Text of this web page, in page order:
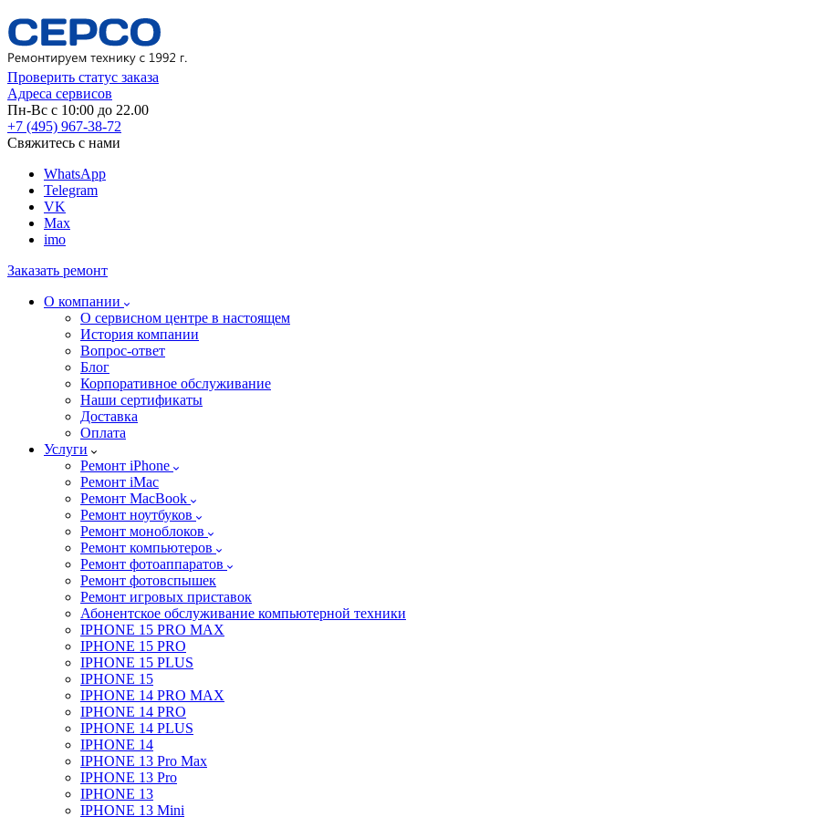
Проверить статус заказа
Адреса сервисов
Пн-Вс с 10:00 до 22.00
+7 (495) 967-38-72
Свяжитесь с нами
WhatsApp
Telegram
VK
Max
imo
Заказать ремонт
О компании
О сервисном центре в настоящем
История компании
Вопрос-ответ
Блог
Корпоративное обслуживание
Наши сертификаты
Доставка
Оплата
Услуги
Ремонт iPhone
Ремонт iMac
Ремонт MacBook
Ремонт ноутбуков
Ремонт моноблоков
Ремонт компьютеров
Ремонт фотоаппаратов
Ремонт фотовспышек
Ремонт игровых приставок
Абонентское обслуживание компьютерной техники
IPHONE 15 PRO MAX
IPHONE 15 PRO
IPHONE 15 PLUS
IPHONE 15
IPHONE 14 PRO MAX
IPHONE 14 PRO
IPHONE 14 PLUS
IPHONE 14
IPHONE 13 Pro Max
IPHONE 13 Pro
IPHONE 13
IPHONE 13 Mini